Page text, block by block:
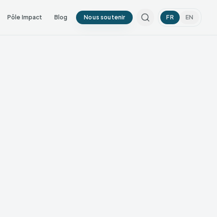
Pôle Impact Blog Nous soutenir FR EN